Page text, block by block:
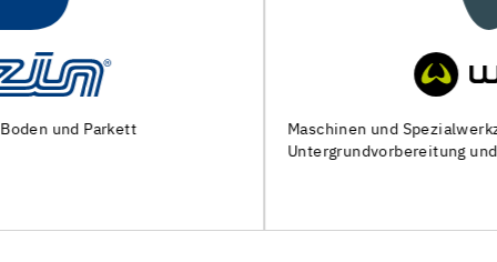
Maschinen und Spezialwerkzeuge zur
Untergrundvorbereitung und Verlegung von Bodenbelägen